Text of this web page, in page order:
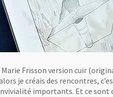
Frisson version cuir
je créais des rencontres,
importants. Et ce sont